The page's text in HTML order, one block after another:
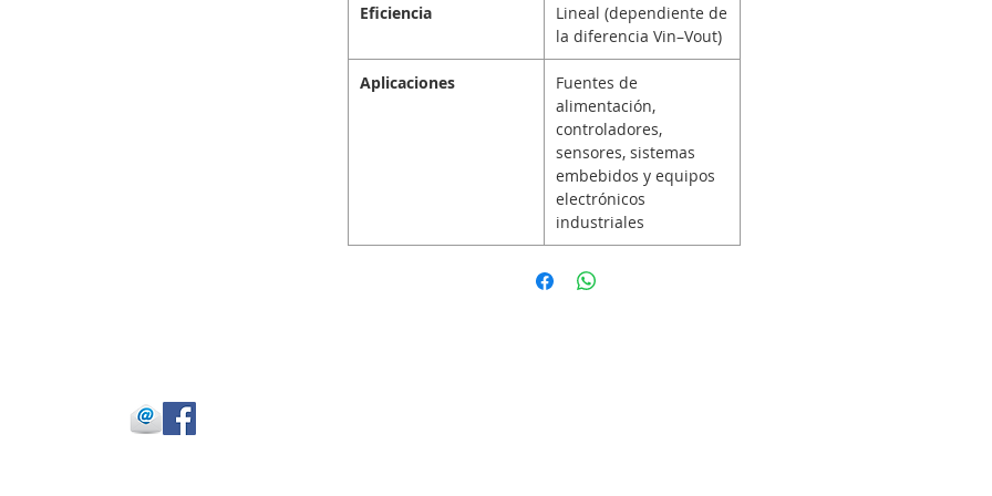
Eficiencia
Lineal (dependiente de
la diferencia Vin–Vout)
Aplicaciones
Fuentes de
alimentación,
controladores,
sensores, sistemas
embebidos y equipos
electrónicos
industriales